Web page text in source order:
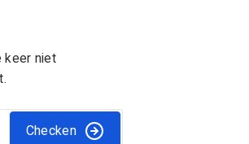
keer niet
Checken